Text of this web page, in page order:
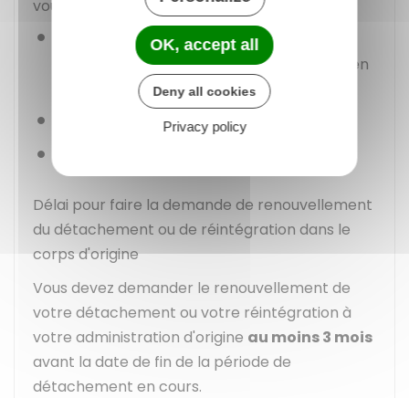
vous pouvez demander à être :
Intégré dans votre corps ou cadre
d'emplois de détachement (si vous êtes en
détachement depuis au moins 5 ans)
Ou renouvelé dans votre détachement
Délai pour faire la demande de renouvellement
du détachement ou de réintégration dans le
corps d'origine
Vous devez demander le renouvellement de
votre détachement ou votre réintégration à
votre administration d'origine au moins 3 mois
avant la date de fin de la période de
détachement en cours.
OK, accept all
Deny all cookies
Privacy policy